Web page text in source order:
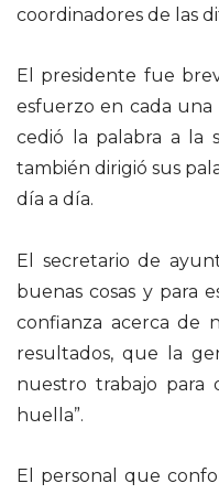
coordinadores de las
El presidente fue
esfuerzo en cada una
cedió la palabra a la
también dirigió sus
día a día.
El secretario de
buenas cosas y para
confianza acerca de
resultados, que la
nuestro trabajo para
huella”.
El personal que